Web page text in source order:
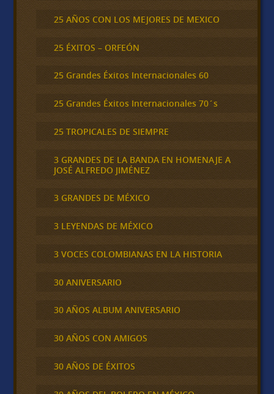
25 AÑOS CON LOS MEJORES DE MEXICO
25 ÉXITOS – ORFEÓN
25 Grandes Éxitos Internacionales 60
25 Grandes Éxitos Internacionales 70´s
25 TROPICALES DE SIEMPRE
3 GRANDES DE LA BANDA EN HOMENAJE A
JOSÉ ALFREDO JIMÉNEZ
3 GRANDES DE MÉXICO
3 LEYENDAS DE MÉXICO
3 VOCES COLOMBIANAS EN LA HISTORIA
30 ANIVERSARIO
30 AÑOS ALBUM ANIVERSARIO
30 AÑOS CON AMIGOS
30 AÑOS DE ÉXITOS